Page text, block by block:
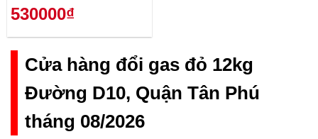
530000₫
Cửa hàng đổi gas đỏ 12kg
Đường D10, Quận Tân Phú
tháng 08/2026